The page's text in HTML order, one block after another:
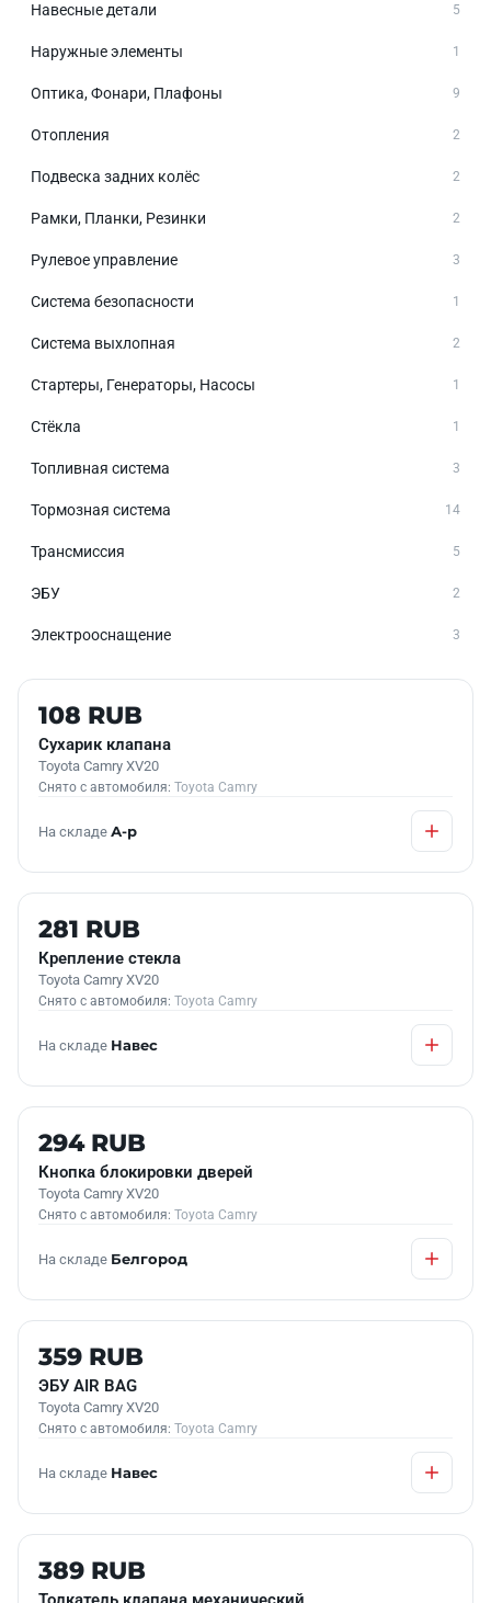
Навесные детали 5
Наружные элементы 1
Оптика, Фонари, Плафоны 9
Отопления 2
Подвеска задних колёс 2
Рамки, Планки, Резинки 2
Рулевое управление 3
Система безопасности 1
Система выхлопная 2
Стартеры, Генераторы, Насосы 1
Стёкла 1
Топливная система 3
Тормозная система 14
Трансмиссия 5
ЭБУ 2
Электрооснащение 3
Б/У В НАЛИЧИИ
108 RUB
Сухарик клапана
Toyota Camry XV20
Снято с автомобиля: Toyota Camry
На складе А-р
Б/У В НАЛИЧИИ
281 RUB
Крепление стекла
Toyota Camry XV20
Снято с автомобиля: Toyota Camry
На складе Навес
Б/У В НАЛИЧИИ
294 RUB
Кнопка блокировки дверей
Toyota Camry XV20
Снято с автомобиля: Toyota Camry
На складе Белгород
Б/У В НАЛИЧИИ
359 RUB
ЭБУ АIR BAG
Toyota Camry XV20
Снято с автомобиля: Toyota Camry
На складе Навес
Б/У В НАЛИЧИИ
389 RUB